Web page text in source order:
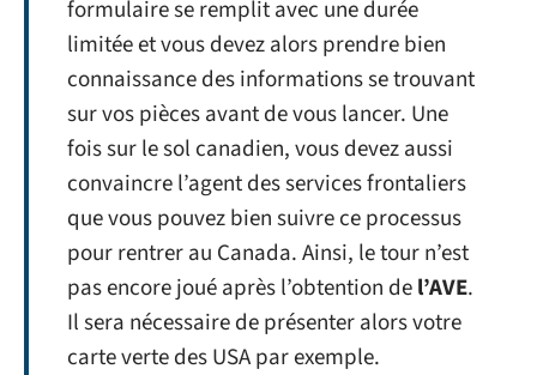
formulaire se remplit avec une durée
limitée et vous devez alors prendre bien
connaissance des informations se trouvant
sur vos pièces avant de vous lancer. Une
fois sur le sol canadien, vous devez aussi
convaincre l’agent des services frontaliers
que vous pouvez bien suivre ce processus
pour rentrer au Canada. Ainsi, le tour n’est
pas encore joué après l’obtention del’AVE.
Il sera nécessaire de présenter alors votre
carte verte des USA par exemple.